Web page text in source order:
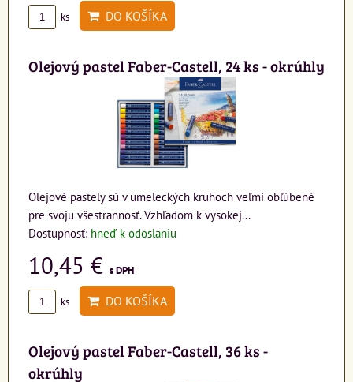
ks DO KOŠÍKA
Olejový pastel Faber-Castell, 24 ks - okrúhly
Olejové pastely sú v umeleckých kruhoch veľmi obľúbené
pre svoju všestrannosť. Vzhľadom k vysokej...
Dostupnosť: hneď k odoslaniu
10,45 € s DPH
ks DO KOŠÍKA
Olejový pastel Faber-Castell, 36 ks -
okrúhly